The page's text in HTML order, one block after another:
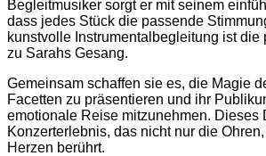
Begleitmusiker sorgt er mit seinem
dass jedes Stück die passende
kunstvolle Instrumentalbegleitung ist die
zu Sarahs Gesang.
Gemeinsam schaffen sie es, die Magie
Facetten zu präsentieren und ihr
emotionale Reise mitzunehmen. Dieses
Konzerterlebnis, das nicht nur die
Herzen berührt.